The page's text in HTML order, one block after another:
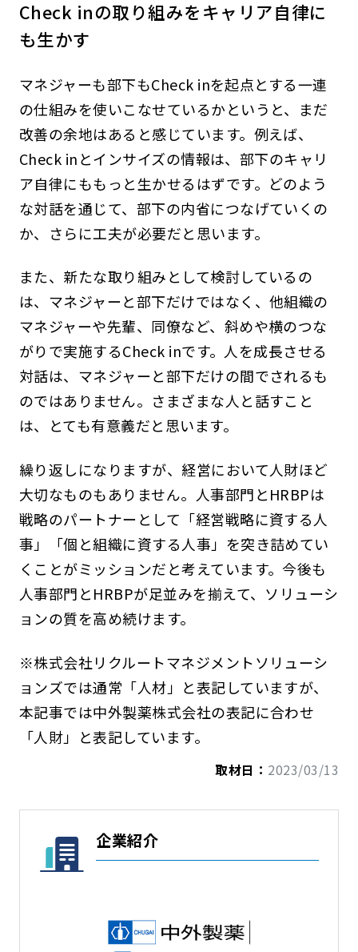
Check inの取り組みをキャリア自律に
も生かす
マネジャーも部下もCheck inを起点とする一連
の仕組みを使いこなせているかというと、まだ
改善の余地はあると感じています。例えば、
Check inとインサイズの情報は、部下のキャリ
ア自律にももっと生かせるはずです。どのよう
な対話を通じて、部下の内省につなげていくの
か、さらに工夫が必要だと思います。
また、新たな取り組みとして検討しているの
は、マネジャーと部下だけではなく、他組織の
マネジャーや先輩、同僚など、斜めや横のつな
がりで実施するCheck inです。人を成長させる
対話は、マネジャーと部下だけの間でされるも
のではありません。さまざまな人と話すこと
は、とても有意義だと思います。
繰り返しになりますが、経営において人財ほど
大切なものもありません。人事部門とHRBPは
戦略のパートナーとして「経営戦略に資する人
事」「個と組織に資する人事」を突き詰めてい
くことがミッションだと考えています。今後も
人事部門とHRBPが足並みを揃えて、ソリューシ
ョンの質を高め続けます。
※株式会社リクルートマネジメントソリューシ
ョンズでは通常「人材」と表記していますが、
本記事では中外製薬株式会社の表記に合わせ
「人財」と表記しています。
取材日： 2023/03/13
企業紹介